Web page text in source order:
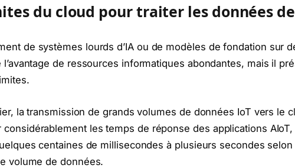
du cloud pour traiter les données de
de systèmes lourds d’IA ou de modèles de fondation sur
de ressources informatiques abondantes, mais il
la transmission de grands volumes de données IoT vers le
considérablement les temps de réponse des applications
centaines de millisecondes à plusieurs secondes
volume de données.